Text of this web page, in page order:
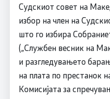
Судскиот совет на
избор на член на
што го избира
(„Службен весник на
и разгледувањето
на плата по престанок
Комисијата за